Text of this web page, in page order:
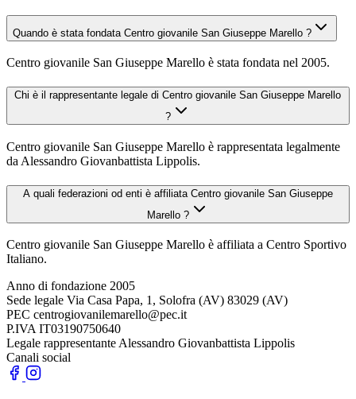
Quando è stata fondata Centro giovanile San Giuseppe Marello ?
Centro giovanile San Giuseppe Marello è stata fondata nel 2005.
Chi è il rappresentante legale di Centro giovanile San Giuseppe Marello
?
Centro giovanile San Giuseppe Marello è rappresentata legalmente
da Alessandro Giovanbattista Lippolis.
A quali federazioni od enti è affiliata Centro giovanile San Giuseppe
Marello ?
Centro giovanile San Giuseppe Marello è affiliata a Centro Sportivo
Italiano.
Anno di fondazione 2005
Sede legale Via Casa Papa, 1, Solofra (AV) 83029 (AV)
PEC centrogiovanilemarello@pec.it
P.IVA IT03190750640
Legale rappresentante Alessandro Giovanbattista Lippolis
Canali social